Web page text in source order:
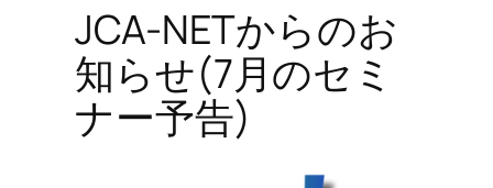
JCA-NETからのお
知らせ(7月のセミ
ナー予告)